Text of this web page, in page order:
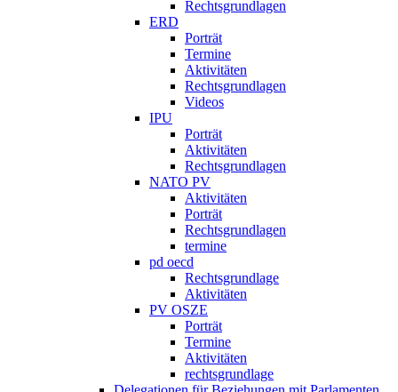
Rechtsgrundlagen
ERD
Porträt
Termine
Aktivitäten
Rechtsgrundlagen
Videos
IPU
Porträt
Aktivitäten
Rechtsgrundlagen
NATO PV
Aktivitäten
Porträt
Rechtsgrundlagen
termine
pd oecd
Rechtsgrundlage
Aktivitäten
PV OSZE
Porträt
Termine
Aktivitäten
rechtsgrundlage